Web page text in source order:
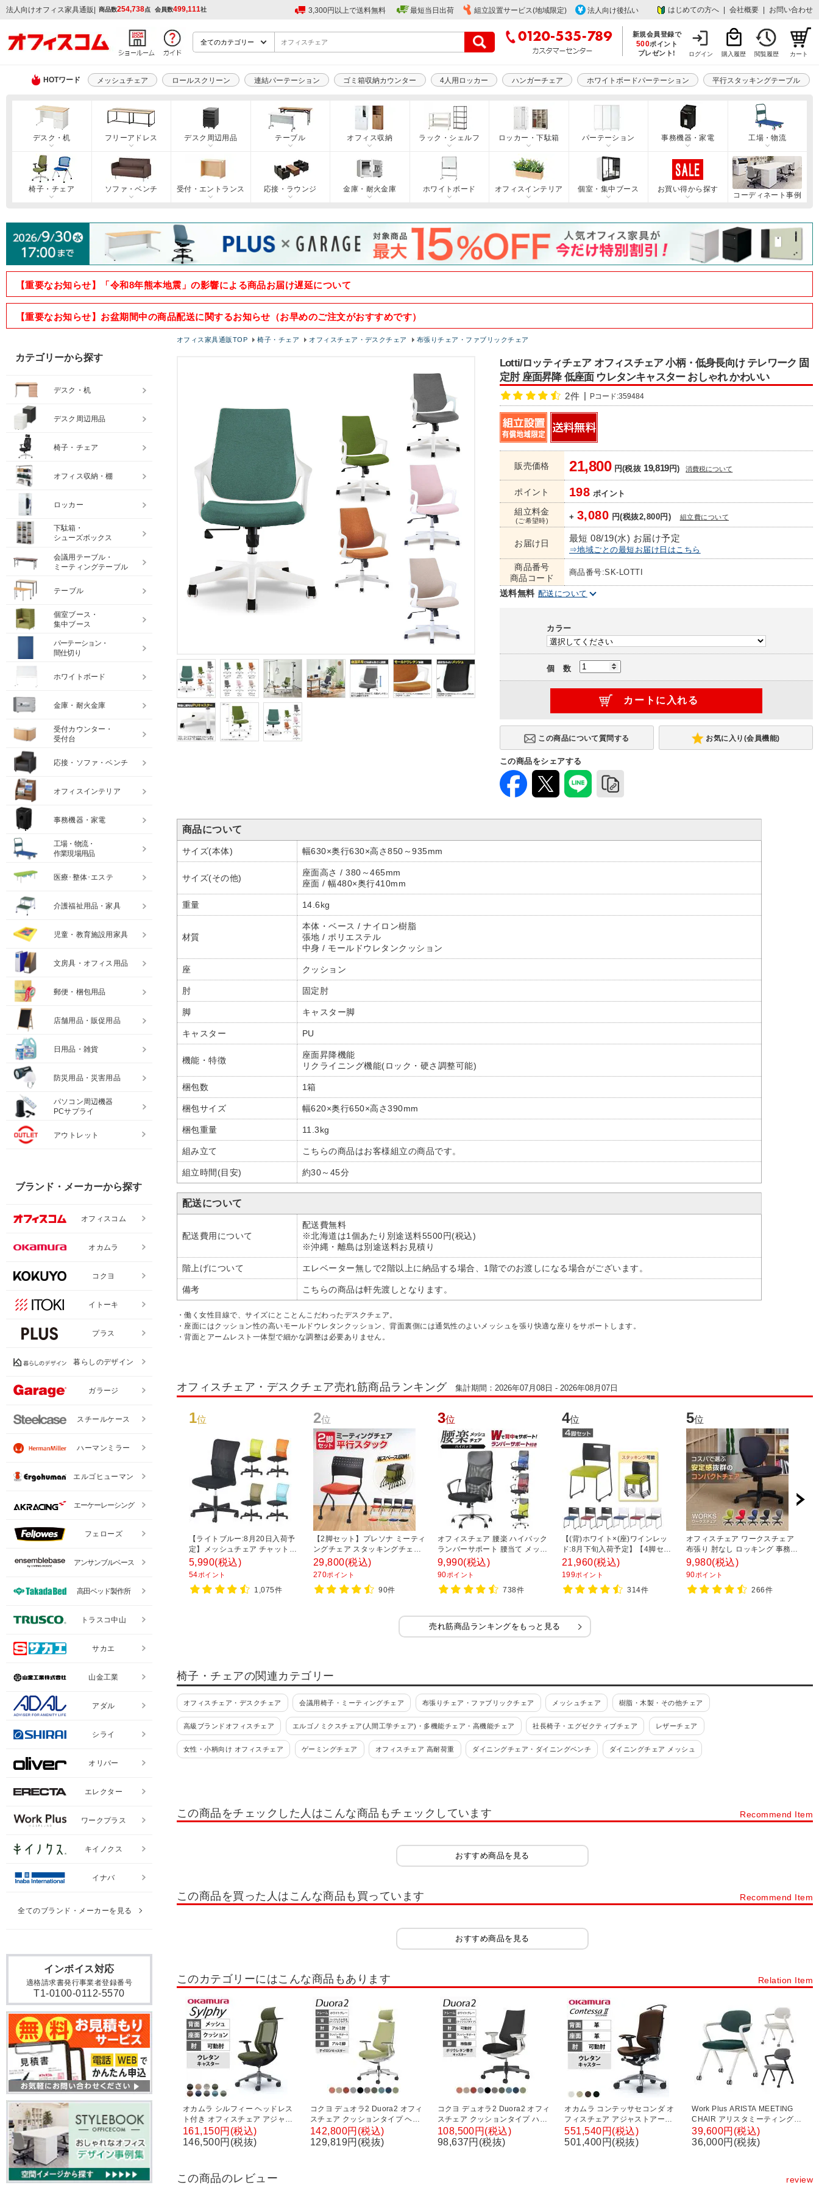
法人向けオフィス家具通販 | 商品数254,738点 会員数499,111社 3,300円以上で送料無料 最短当日出荷 組立設置サービス(地域限定) 法人向け後払い はじめての方へ 会社概要 お問い合わせ
新規会員登録で
500ポイント
プレゼント!
ログイン 購入履歴 閲覧履歴 カート
HOTワード メッシュチェア ロールスクリーン 連結パーテーション ゴミ箱収納カウンター 4人用ロッカー ハンガーチェア ホワイトボードパーテーション 平行スタッキングテーブル
デスク・机 フリーアドレス デスク周辺用品 テーブル オフィス収納 ラック・シェルフ ロッカー・下駄箱 パーテーション 事務機器・家電 工場・物流
椅子・チェア ソファ・ベンチ 受付・エントランス 応接・ラウンジ 金庫・耐火金庫 ホワイトボード オフィスインテリア 個室・集中ブース
お買い得から探す
コーディネート事例
【重要なお知らせ】「令和8年熊本地震」の影響による商品お届け遅延について
【重要なお知らせ】お盆期間中の商品配送に関するお知らせ（お早めのご注文がおすすめです）
オフィス家具通販TOP 椅子・チェア オフィスチェア・デスクチェア 布張りチェア・ファブリックチェア
Lotti/ロッティチェア オフィスチェア 小柄・低身長向け テレワーク 固
定肘 座面昇降 低座面 ウレタンキャスター おしゃれ かわいい
2件 Pコード:359484
販売価格 21,800円(税抜 19,819円) 消費税について
ポイント 198 ポイント
組立料金
(ご希望時) + 3,080 円(税抜2,800円) 組立費について
お届け日 最短 08/19(水) お届け予定
⇒地域ごとの最短お届け日はこちら
商品番号
商品コード
商品番号:SK-LOTTI
送料無料 配送について
カラー
個 数
お気に入り(会員機能)
この商品をシェアする
商品について
サイズ(本体) 幅630×奥行630×高さ850～935mm
サイズ(その他)
座面高さ / 380～465mm
座面 / 幅480×奥行410mm
重量 14.6kg
材質
本体・ベース / ナイロン樹脂
張地 / ポリエステル
中身 / モールドウレタンクッション
座 クッション
肘 固定肘
脚 キャスター脚
キャスター PU
機能・特徴
座面昇降機能
リクライニング機能(ロック・硬さ調整可能)
梱包数 1箱
梱包サイズ 幅620×奥行650×高さ390mm
梱包重量 11.3kg
組み立て こちらの商品はお客様組立の商品です。
組立時間(目安) 約30～45分
配送について
配送費用について
配送費無料
※北海道は1個あたり別途送料5500円(税込)
※沖縄・離島は別途送料お見積り
階上げについて エレベーター無しで2階以上に納品する場合、1階でのお渡しになる場合がございます。
備考 こちらの商品は軒先渡しとなります。
・働く女性目線で、サイズにとことんこだわったデスクチェア。
・座面にはクッション性の高いモールドウレタンクッション、背面裏側には通気性のよいメッシュを張り快適な座りをサポートします。
・背面とアームレスト一体型で細かな調整は必要ありません。
オフィスチェア・デスクチェア売れ筋商品ランキング 集計期間：2026年07月08日 - 2026年08月07日
1位
【ライトブルー:8月20日入荷予
定】メッシュチェア チャットチ
ェア ランバーサポート オフィス
チェア デスクチェア 会議椅子 幅
580×奥行580×高さ835-930mm
5,990(税込)
54ポイント
1,075件
2位
【2脚セット】プレソナ ミーティ
ングチェア スタッキングチェア
キャスター付き 座面クッション
幅570×奥行565×高さ805mm 会
議室 収納 法人 大人数 重ねる 会
議用椅子 会議用チェア
29,800(税込)
270ポイント
90件
3位
オフィスチェア 腰楽 ハイバック
ランバーサポート 腰当て メッシ
ュチェア パソコンチェア 幅620×
奥620×高さ1090-1190mm
9,990(税込)
90ポイント
738件
4位
【(背)ホワイト×(座)ワインレッ
ド:8月下旬入荷予定】【4脚セッ
ト】ミーティングチェア 会議用
椅子 会議用チェア 固定脚 アグレ
アチェア スタッキング可能 レザ
ー 幅475×奥行545×高さ750mm
21,960(税込)
199ポイント
314件
5位
オフィスチェア ワークスチェア
布張り 肘なし ロッキング 事務椅
子 デスクチェア 幅590×奥行
590×高さ770～850mm
9,980(税込)
90ポイント
266件
売れ筋商品ランキングをもっと見る
椅子・チェアの関連カテゴリー
オフィスチェア・デスクチェア 会議用椅子・ミーティングチェア 布張りチェア・ファブリックチェア メッシュチェア 樹脂・木製・その他チェア
高級ブランドオフィスチェア エルゴノミクスチェア(人間工学チェア)・多機能チェア・高機能チェア 社長椅子・エグゼクティブチェア レザーチェア
女性・小柄向け オフィスチェア ゲーミングチェア オフィスチェア 高耐荷重 ダイニングチェア・ダイニングベンチ ダイニングチェア メッシュ
カウンターチェア 木製 カウンターチェア 背もたれ付き カウンターチェア 背もたれなし カウンターチェア
バランスチェア・バランスボール チェア用品 座布団・クッション 姿勢矯正
この商品をチェックした人はこんな商品もチェックしています Recommend Item
おすすめ商品を見る
この商品を買った人はこんな商品も買っています Recommend Item
おすすめ商品を見る
このカテゴリーにはこんな商品もあります Relation Item
オカムラ シルフィー ヘッドレス
ト付き オフィスチェア アジャス
トアーム エクストラハイバック
アルミ脚 ウレタンキャスター ハ
Sylphy C68BER
161,150円(税込)
146,500円(税抜)
コクヨ デュオラ2 Duora2 オフィ
スチェア クッションタイプ ヘッ
ドレスト付き アルミ肘 アルミ脚
ホワイトグレーフレーム ランバ
142,800円(税込)
129,819円(税抜)
コクヨ デュオラ2 Duora2 オフィ
スチェア クッションタイプ ハイ
バック 可動肘 樹脂脚 ホワイトグ
レーフレーム ランバーサポート
108,500円(税込)
98,637円(税抜)
オカムラ コンテッサセコンダ オ
フィスチェア アジャストアーム
ハイバック アルミ脚 ウレタンキ
ャスター ハンガー付き 革張り(牛
551,540円(税込)
501,400円(税抜)
Work Plus ARISTA MEETING
CHAIR アリスタミーティングチ
ェア オフィスチェア 事務椅子 キ
ャスター付き 高さ調節可能 スタ
39,600円(税込)
36,000円(税抜)
この商品のレビュー review
インボイス対応
適格請求書発行事業者登録番号
T1-0100-0112-5570
カテゴリーから探す
デスク・机
デスク周辺用品
椅子・チェア
オフィス収納・棚
ロッカー
下駄箱・
シューズボックス
会議用テーブル・
ミーティングテーブル
テーブル
個室ブース・
集中ブース
パーテーション・
間仕切り
ホワイトボード
金庫・耐火金庫
受付カウンター・
受付台
応接・ソファ・ベンチ
オフィスインテリア
事務機器・家電
工場・物流・
作業現場用品
医療･整体･エステ
介護福祉用品・家具
児童・教育施設用家具
文房具・オフィス用品
郵便・梱包用品
店舗用品・販促用品
日用品・雑貨
防災用品・災害用品
パソコン周辺機器
PCサプライ
アウトレット
ブランド・メーカーから探す
オフィスコム
オカムラ
コクヨ
イトーキ
プラス
暮らしのデザイン
ガラージ
スチールケース
ハーマンミラー
エルゴヒューマン
エーケーレーシング
フェローズ
アンサンブルベース
高田ベッド製作所
トラスコ中山
サカエ
山金工業
アダル
シライ
オリバー
エレクター
ワークプラス
キイノクス
イナバ
全てのブランド・メーカーを見る